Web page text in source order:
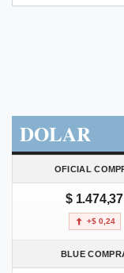
DOLAR
OFICIAL
$ 1.474,37
+$ 0,24
BLUE